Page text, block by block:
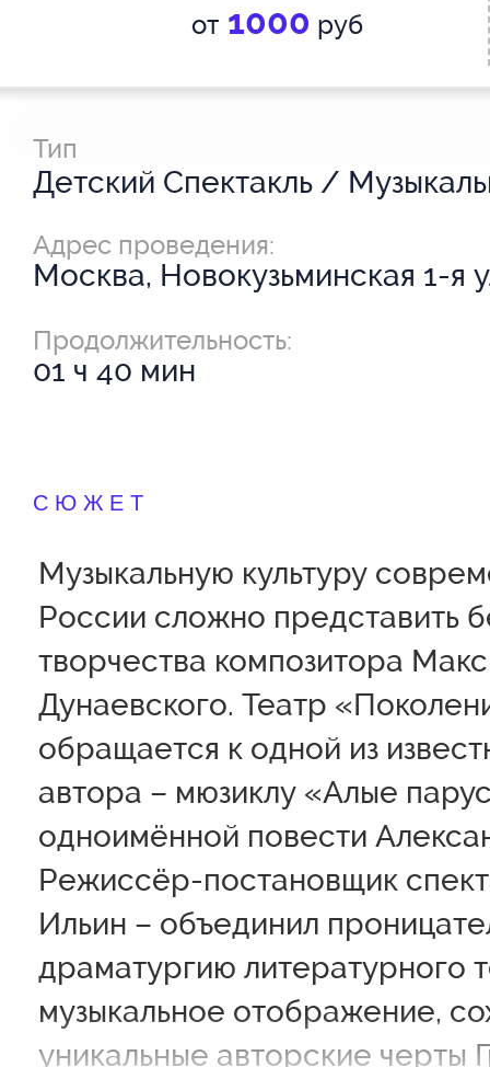
от 1000 руб
Тип
Адрес проведения:
Москва, Новокузьминская 1-я
Продолжительность:
01 ч 40 мин
СЮЖЕТ
Музыкальную культуру
России сложно представить
творчества композитора
Дунаевского. Театр
обращается к одной из
автора – мюзиклу «Алые
одноимённой повести
Режиссёр-постановщик
Ильин – объединил
драматургию литературного
музыкальное отображение,
уникальные авторские черты